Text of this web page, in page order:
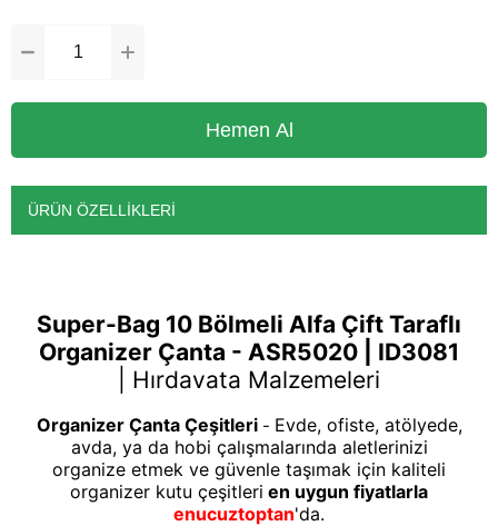
ÜRÜN ÖZELLIKLERI
Super-Bag 10 Bölmeli Alfa Çift Taraflı
Organizer Çanta - ASR5020 | ID3081
Hırdavata Malzemeleri
Organizer Çanta Çeşitleri- Evde, ofiste, atölyede,
avda, ya da hobi çalışmalarında aletlerinizi
organize etmek ve güvenle taşımak için kaliteli
organizer kutu çeşitleri en uygun fiyatlarla
enucuztoptan'da.